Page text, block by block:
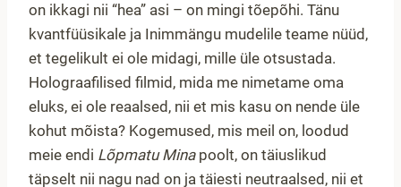
on ikkagi nii “hea” asi – on mingi tõepõhi. Tänu
kvantfüüsikale ja Inimmängu mudelile teame nüüd,
et tegelikult ei ole midagi, mille üle otsustada.
Holograafilised filmid, mida me nimetame oma
eluks, ei ole reaalsed, nii et mis kasu on nende üle
kohut mõista? Kogemused, mis meil on, loodud
meie endi Lõpmatu Minapoolt, on täiuslikud
täpselt nii nagu nad on ja täiesti neutraalsed, nii et